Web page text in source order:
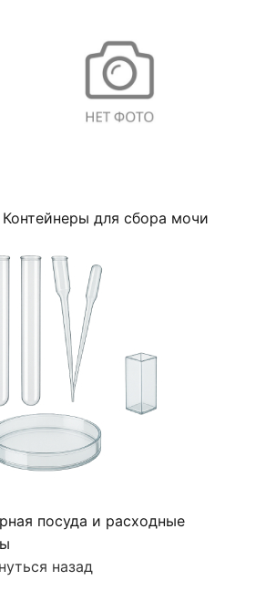
Контейнеры для сбора мочи
посуда и расходные
назад